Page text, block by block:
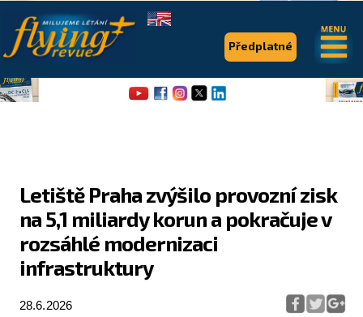
Letiště Praha zvýšilo provozní zisk
na 5,1 miliardy korun a pokračuje v
rozsáhlé modernizaci
infrastruktury
28.6.2026
Předplatné
.
Flying Revue
Články